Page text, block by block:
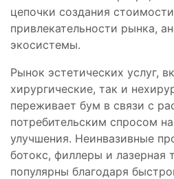
цепочки создания
привлекательности рынка,
экосистемы.
Рынок эстетических услуг,
хирургические, так и
переживает бум в связи с
потребительским спросом
улучшения. Неинвазивные
ботокс, филлеры и лазерная
популярны благодаря